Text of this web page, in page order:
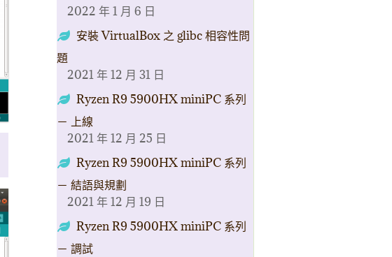
2022 年 1 月 6 日
安裝 VirtualBox 之 glibc 相容性問
題
2021 年 12 月 31 日
Ryzen R9 5900HX miniPC 系列
－ 上線
2021 年 12 月 25 日
Ryzen R9 5900HX miniPC 系列
－ 結語與規劃
2021 年 12 月 19 日
Ryzen R9 5900HX miniPC 系列
－ 調試